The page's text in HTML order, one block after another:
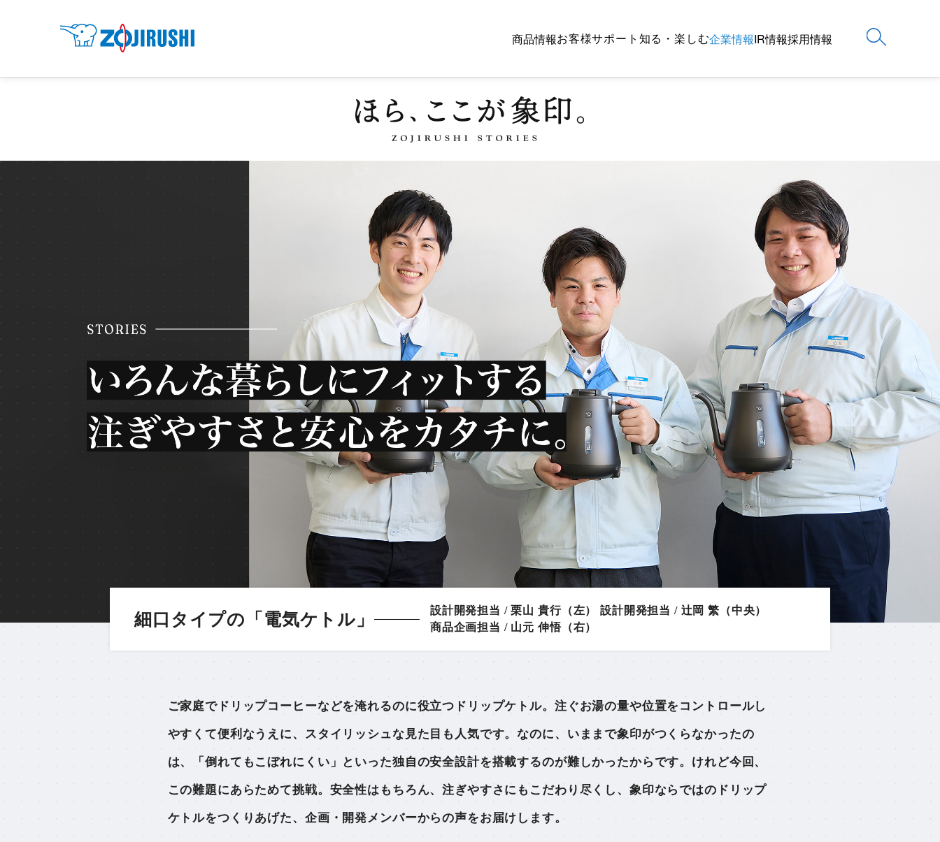
商品情報お客様サポート 知る・楽しむ企業情報IR情報採用情報
細口タイプの「電気ケトル」 設計開発担当 / 栗山 貴行（左）
設計開発担当 / 辻岡 繁（中央）
商品企画担当 / 山元 伸悟（右）
ご家庭でドリップコーヒーなどを淹れるのに役立つドリップケトル。注ぐお湯の量や位置をコントロールし
やすくて便利なうえに、スタイリッシュな見た目も人気です。なのに、いままで象印がつくらなかったの
は、「倒れてもこぼれにくい」といった独自の安全設計を搭載するのが難しかったからです。けれど今回、
この難題にあらためて挑戦。安全性はもちろん、注ぎやすさにもこだわり尽くし、象印ならではのドリップ
ケトルをつくりあげた、企画・開発メンバーからの声をお届けします。